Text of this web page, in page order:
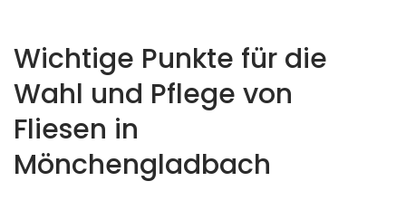
Wichtige Punkte für die
Wahl und Pflege von
Fliesen in
Mönchengladbach